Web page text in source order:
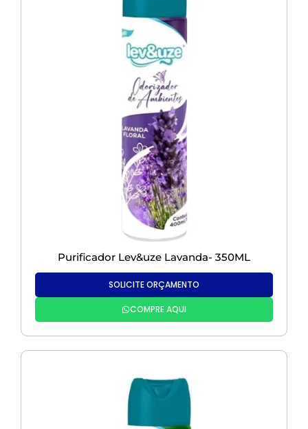
Purificador Lev&uze Lavanda- 350ML
SOLICITE ORÇAMENTO
COMPRE AQUI